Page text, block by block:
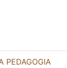
PEDAGOGIA